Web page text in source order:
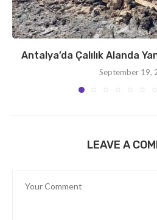
Antalya’da Çalılık Alanda
September 19,
LEAVE A